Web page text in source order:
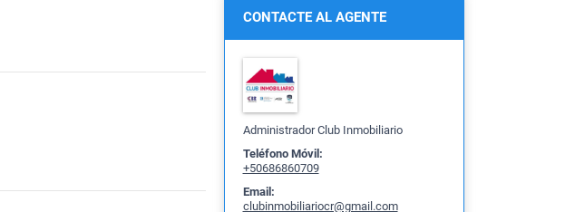
CONTACTE AL AGENTE
Administrador Club Inmobiliario
Teléfono Móvil:
+50686860709
Email:
clubinmobiliariocr@gmail.com